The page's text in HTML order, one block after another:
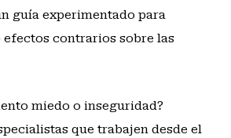
guía experimentado para
contrarios sobre las
miedo o inseguridad?
que trabajen desde el